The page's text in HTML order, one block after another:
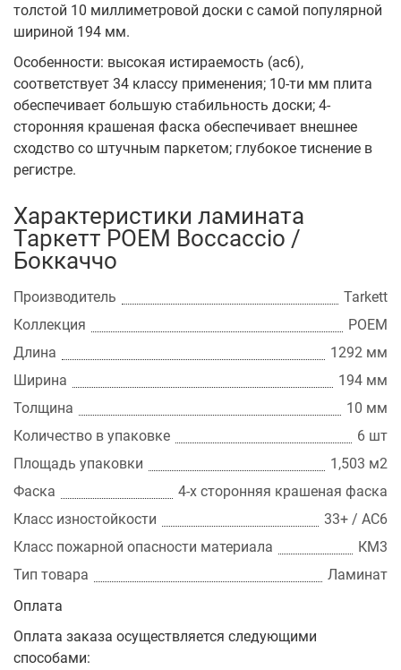
толстой 10 миллиметровой доски с самой популярной
шириной 194 мм.
Особенности: высокая истираемость (ac6),
соответствует 34 классу применения; 10-ти мм плита
обеспечивает большую стабильность доски; 4-
сторонняя крашеная фаска обеспечивает внешнее
сходство со штучным паркетом; глубокое тиснение в
регистре.
Характеристики ламината
Таркетт POEM Boccaccio /
Боккаччо
Производитель
Tarkett
Коллекция
POEM
Длина
1292 мм
Ширина
194 мм
Толщина
10 мм
Количество в упаковке
6 шт
Площадь упаковки
1,503 м2
Фаска
4-х сторонняя крашеная фаска
Класс изностойкости
33+ / АС6
Класс пожарной опасности материала
КМ3
Тип товара
Ламинат
Оплата
Оплата заказа осуществляется следующими
способами: